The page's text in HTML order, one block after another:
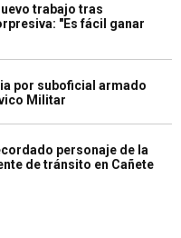
trabajo tras
"Es fácil ganar
por suboficial armado
Militar
personaje de la
de tránsito en Cañete